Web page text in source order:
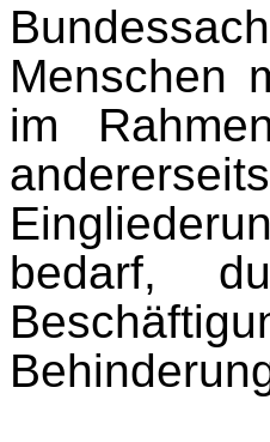
Menschen
im
bedarf,